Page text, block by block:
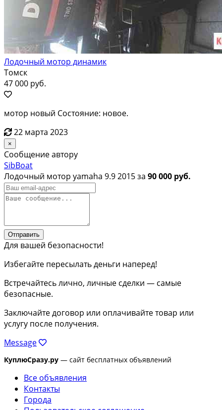
Лодочный мотор динамик
Томск
47 000 руб.
мотор новый Состояние: новое.
22 марта 2023
×
Сообщение автору
SibBoat
Лодочный мотор yamaha 9.9 2015 за 90 000 руб.
Отправить
Для вашей безопасности!
Избегайте пересылать деньги наперед!
Встречайтесь лично, личные сделки — самые
безопасные.
Заключайте договор или оплачивайте товар или
услугу после получения.
Message
КуплюСразу.ру — сайт бесплатных объявлений
Все объявления
Контакты
Города